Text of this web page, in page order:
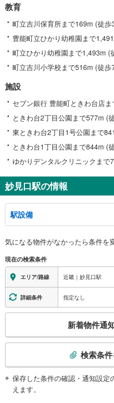
教育
町立吉川保育所まで169m (徒歩
豊能町立ひかり幼稚園まで
町立ひかり幼稚園まで1,493m (
町立吉川小学校まで516m (徒歩
施設
セブン銀行 豊能町ときわ台店
ときわ台2丁目公園まで577m (
東ときわ台2丁目1号公園まで
ときわ台1丁目公園まで844m (
ゆかりデンタルクリニックまで
妙見口駅の情報
駅設備
※段差なしでの移動経路
地上⇔改札⇔ホーム：○
トイレ
《多機能トイレ》
・改札外
その他
気になる物件がなかったら条件を
現在の検索条件
エリア/路線 近畿｜妙見口駅
詳細条件 指定なし
検
新着物件通
検索条
保存した条件の確認・通知設定
えます。